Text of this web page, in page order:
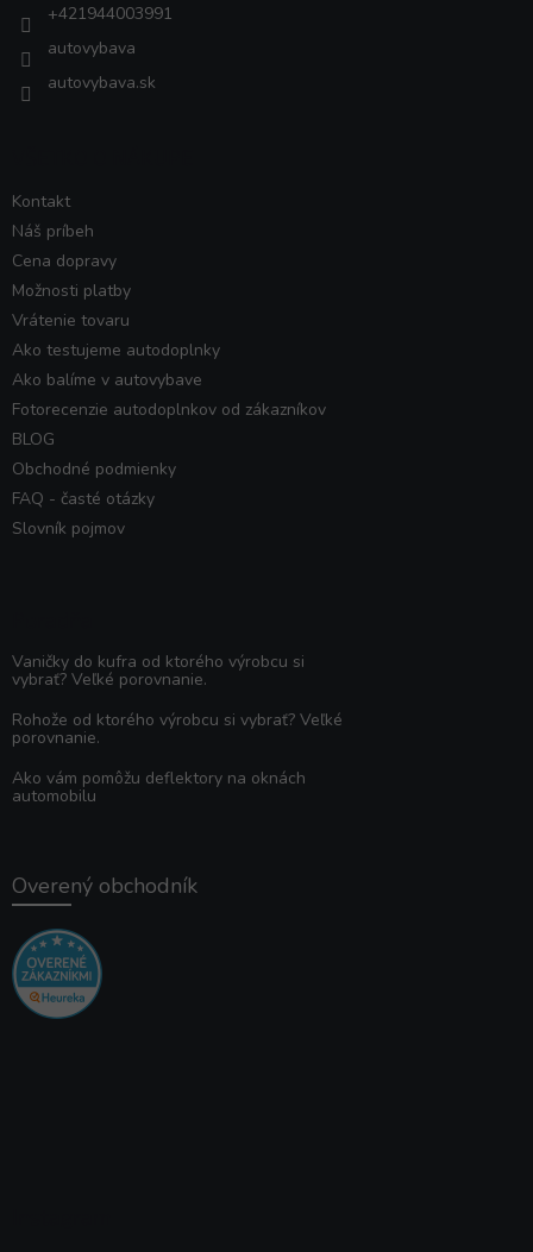
+421944003991
autovybava
autovybava.sk
Kontakt
Náš príbeh
Cena dopravy
Možnosti platby
Vrátenie tovaru
Ako testujeme autodoplnky
Ako balíme v autovybave
Fotorecenzie autodoplnkov od zákazníkov
BLOG
Obchodné podmienky
FAQ - časté otázky
Slovník pojmov
Vaničky do kufra od ktorého výrobcu si
vybrať? Veľké porovnanie.
Rohože od ktorého výrobcu si vybrať? Veľké
porovnanie.
Ako vám pomôžu deflektory na oknách
automobilu
Overený obchodník